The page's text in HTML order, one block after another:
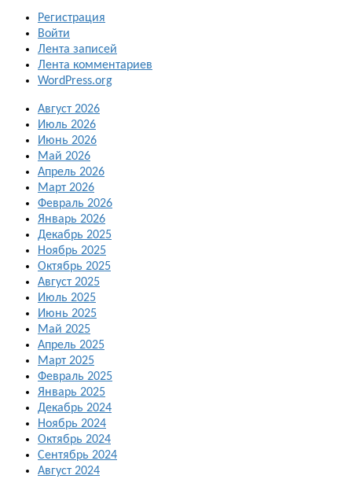
Регистрация
Войти
Лента записей
Лента комментариев
WordPress.org
Август 2026
Июль 2026
Июнь 2026
Май 2026
Апрель 2026
Март 2026
Февраль 2026
Январь 2026
Декабрь 2025
Ноябрь 2025
Октябрь 2025
Август 2025
Июль 2025
Июнь 2025
Май 2025
Апрель 2025
Март 2025
Февраль 2025
Январь 2025
Декабрь 2024
Ноябрь 2024
Октябрь 2024
Сентябрь 2024
Август 2024